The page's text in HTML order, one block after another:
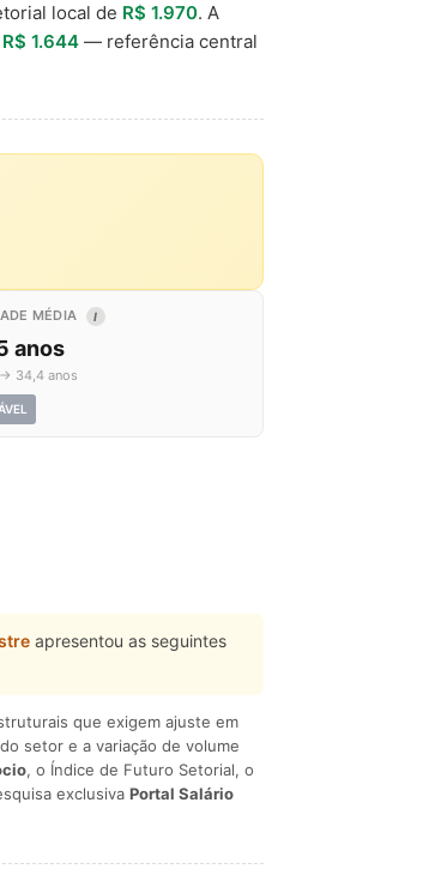
local de R$ 1.970. A
R$ 1.644 — referência central
MÉDIA I
anos
34,4 anos
apresentou as seguintes
que exigem ajuste em
setor e a variação de volume
, o Índice de Futuro Setorial, o
exclusiva Portal Salário